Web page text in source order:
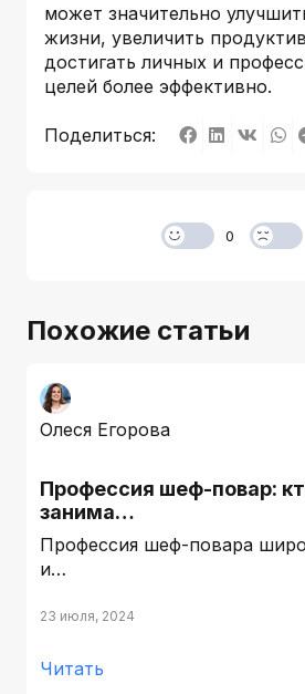
может значительно
жизни, увеличить
достигать личных и
целей более эффективно.
Поделиться:
0
Похожие статьи
Олеся Егорова
Профессия шеф-повар:
занима…
Профессия шеф-повара
и…
23 июля, 2024
Читать